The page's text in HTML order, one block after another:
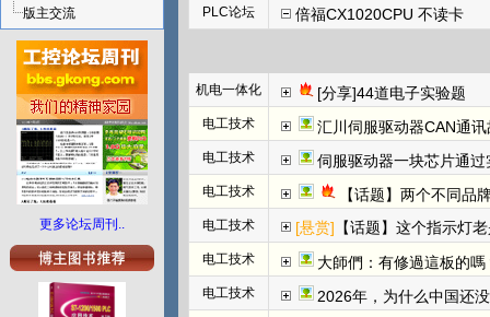
版主交流
更多论坛周刊..
PLC论坛 倍福CX1020CPU 不读卡
机电一体化 [分享]44道电子实验题
电工技术 汇川伺服驱动器CAN通讯
电工技术 伺服驱动器一块芯片通
电工技术 【话题】两个不同品
电工技术 [悬赏] 【话题】这个指示灯
电工技术 大師們：有修過這板的
电工技术 2026年，为什么中国还